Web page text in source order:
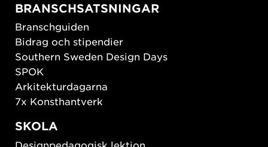
BRANSCHSATSNINGAR
Branschguiden
Bidrag och stipendier
Southern Sweden Design Days
SPOK
Arkitekturdagarna
7x Konsthantverk
SKOLA
Designpedagogisk lektion